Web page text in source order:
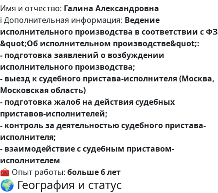
Имя и отчество: Галина Александровна
ℹ️ Дополнительная информация: Ведение
исполнительного производства в соответствии с ФЗ
&quot;Об исполнительном производстве&quot;:
- подготовка заявлений о возбуждении
исполнительного производства;
- выезд к судебного пристава-исполнителя (Москва,
Московская область)
- подготовка жалоб на действия судебных
приставов-исполнителей;
- контроль за деятельностью судебного пристава-
исполнителя;
- взаимодействие с судебным приставом-
исполнителем
🧰 Опыт работы: больше 6 лет
🌍 География и статус